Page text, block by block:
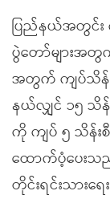
ပြည်နယ်အတွင်း
ပွဲတော်များအ
အတွက် ကျပ်သိန်
နယ်လျှင် ၁၅ သိန်
ကို ကျပ် ၅ သိန်း
ထောက်ပံ့ပေးသ
တိုင်းရင်းသားရ